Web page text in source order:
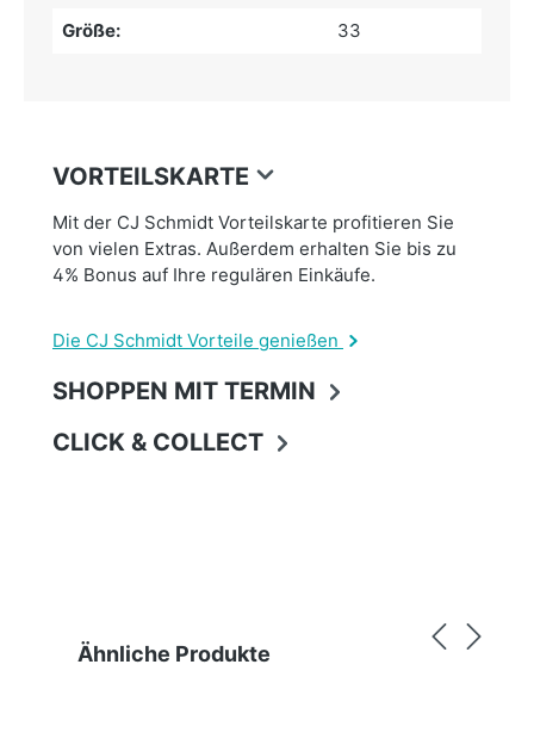
Größe: 33
VORTEILSKARTE
Mit der CJ Schmidt Vorteilskarte profitieren Sie
von vielen Extras. Außerdem erhalten Sie bis zu
4% Bonus auf Ihre regulären Einkäufe.
Die CJ Schmidt Vorteile genießen
SHOPPEN MIT TERMIN
CLICK & COLLECT
Produktgalerie überspringen
Ähnliche Produkte